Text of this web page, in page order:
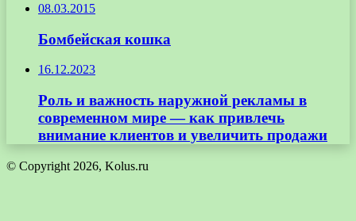
08.03.2015
Бомбейская кошка
16.12.2023
Роль и важность наружной рекламы в
современном мире — как привлечь
внимание клиентов и увеличить продажи
© Copyright 2026, Kolus.ru